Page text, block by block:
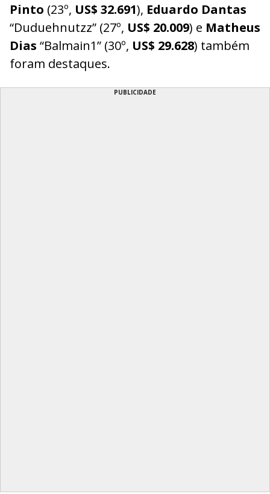
Pinto (23º, US$ 32.691), Eduardo Dantas
“Duduehnutzz” (27º, US$ 20.009) e Matheus
Dias “Balmain1” (30º, US$ 29.628) também
foram destaques.
PUBLICIDADE